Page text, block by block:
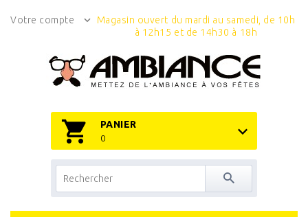
Votre compte
Magasin ouvert du mardi au samedi, de 10h
à 12h15 et de 14h30 à 18h
PANIER
0